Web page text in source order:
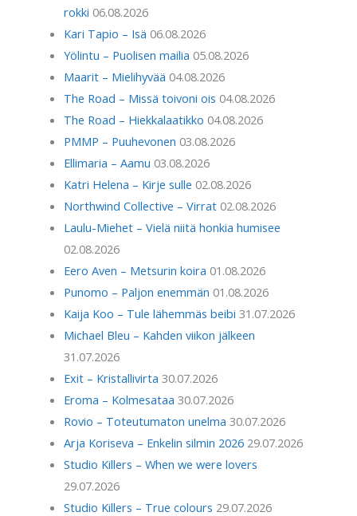
rokki 06.08.2026
Kari Tapio – Isä 06.08.2026
Yölintu – Puolisen mailia 05.08.2026
Maarit – Mielihyvää 04.08.2026
The Road – Missä toivoni ois 04.08.2026
The Road – Hiekkalaatikko 04.08.2026
PMMP – Puuhevonen 03.08.2026
Ellimaria – Aamu 03.08.2026
Katri Helena – Kirje sulle 02.08.2026
Northwind Collective – Virrat02.08.2026
Laulu-Miehet – Vielä niitä honkia humisee
02.08.2026
Eero Aven – Metsurin koira 01.08.2026
Punomo – Paljon enemmän 01.08.2026
Kaija Koo – Tule lähemmäs beibi 31.07.2026
Michael Bleu – Kahden viikon jälkeen
31.07.2026
Exit – Kristallivirta 30.07.2026
Eroma – Kolmesataa 30.07.2026
Rovio – Toteutumaton unelma 30.07.2026
Arja Koriseva – Enkelin silmin 202629.07.2026
Studio Killers – When we were lovers
29.07.2026
Studio Killers – True colours 29.07.2026